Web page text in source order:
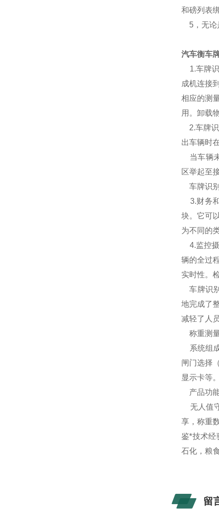
和磅列表
5，无论
汽车衡车
1.车牌识
成机连接
相应的测
用。卸载
2.车牌识
出车辆时
当车辆
区举起至
车牌识
3.财务和
块。它可
为不同的
4.监控摄
辆的全过
实时性。
车牌识
地完成了
减轻了人
称重测
系统组
闸门选择
显示卡等
产品功
无人值
享，称重
鉴*技术经
石化，粮
留